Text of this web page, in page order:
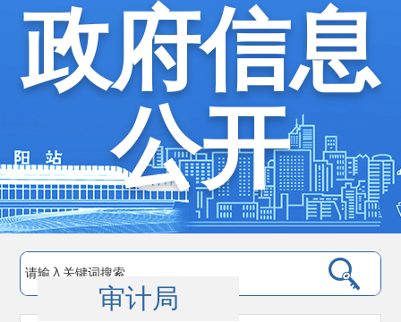
政府信息
公开
审计局